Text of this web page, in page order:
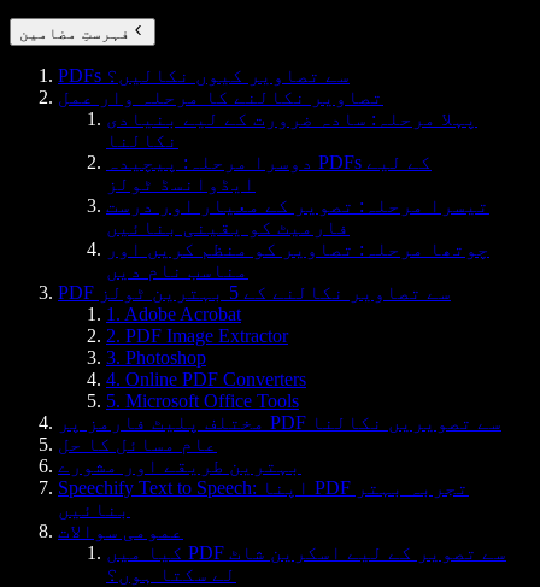
فہرستِ مضامین
PDFs سے تصاویر کیوں نکالیں؟
تصاویر نکالنے کا مرحلہ وار عمل
پہلا مرحلہ: سادہ ضرورت کے لیے بنیادی
نکالنا
دوسرا مرحلہ: پیچیدہ PDFs کے لیے
ایڈوانسڈ ٹولز
تیسرا مرحلہ: تصویر کے معیار اور درست
فارمیٹ کو یقینی بنائیں
چوتھا مرحلہ: تصاویر کو منظم کریں اور
مناسب نام دیں
PDF سے تصاویر نکالنے کے 5 بہترین ٹولز
1. Adobe Acrobat
2. PDF Image Extractor
3. Photoshop
4. Online PDF Converters
5. Microsoft Office Tools
مختلف پلیٹ فارمز پر PDF سے تصویریں نکالنا
عام مسائل کا حل
بہترین طریقے اور مشورے
Speechify Text to Speech: اپنا PDF تجربہ بہتر
بنائیں
عمومی سوالات
کیا میں PDF سے تصویر کے لیے اسکرین شاٹ
لے سکتا ہوں؟